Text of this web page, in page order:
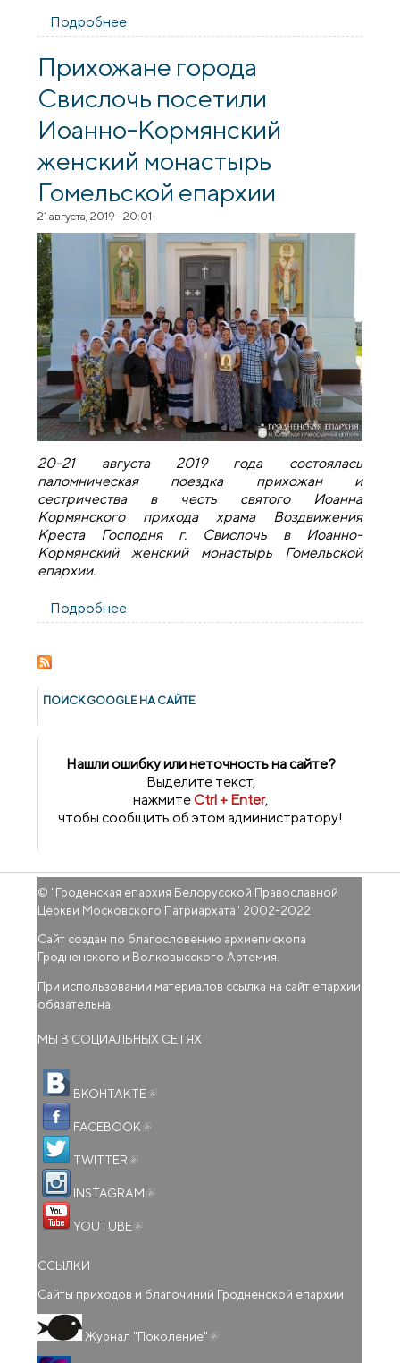
Подробнее
Матери "Взыскание погибших"
Корму
Прихожане города
Свислочь посетили
Иоанно-Кормянский
женский монастырь
Гомельской епархии
21 августа, 2019 - 20:01
20-21 августа 2019 года состоялась
паломническая поездка прихожан и
сестричества в честь святого Иоанна
Кормянского прихода храма Воздвижения
Креста Господня г. Свислочь в Иоанно-
Кормянский женский монастырь Гомельской
епархии.
Подробнее
Иоанно-Кормянский женский
ПОИСК GOОGLE НА САЙТЕ
Нашли ошибку или неточность на сайте?
Выделите текст,
нажмитеCtrl + Enter,
чтобы сообщить об этом администратору!
© "Гроденская епархия Белорусской Православной
Церкви Московского Патриархата" 2002-2022
Сайт создан по благословению архиепископа
Гродненского и Волковысского Артемия.
При использовании материалов ссылка на сайт епархии
обязательна.
МЫ В СОЦИАЛЬНЫХ СЕТЯХ
ВКОНТАКТЕ
FACEBOOK
TWITTER
INSTAGRAM
YOUTUBE
ССЫЛКИ
Сайты приходов и благочиний Гродненской епархии
Журнал "Поколение"